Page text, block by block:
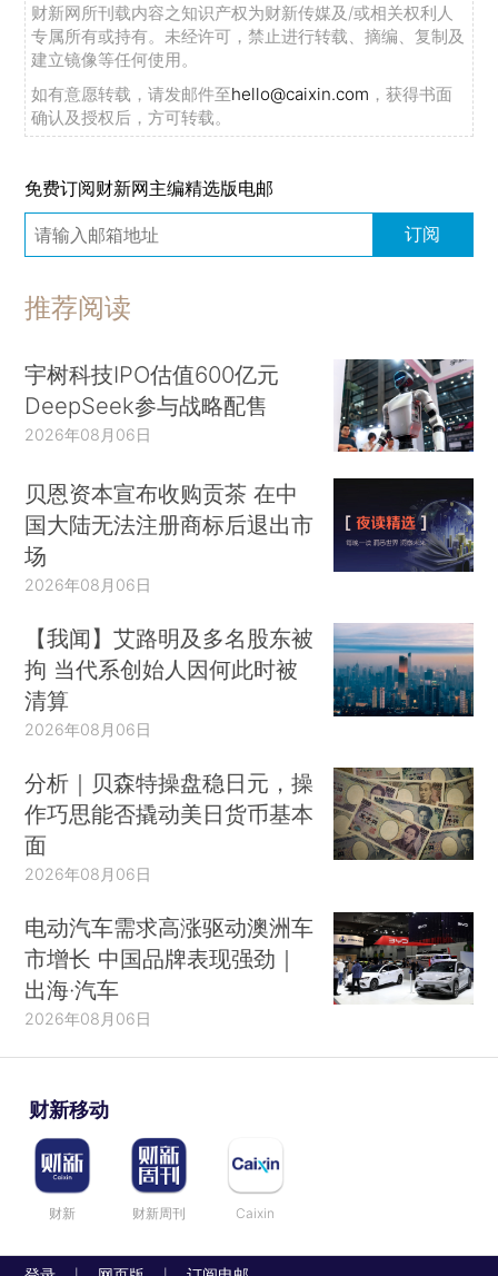
财新网所刊载内容之知识产权为财新传媒及/或相关权利人
专属所有或持有。未经许可，禁止进行转载、摘编、复制及
建立镜像等任何使用。
如有意愿转载，请发邮件至hello@caixin.com ，获得书面
确认及授权后，方可转载。
免费订阅财新网主编精选版电邮
订阅
推荐阅读
宇树科技IPO估值600亿元
DeepSeek参与战略配售
2026年08月06日
贝恩资本宣布收购贡茶 在中
国大陆无法注册商标后退出市
场
2026年08月06日
【我闻】艾路明及多名股东被
拘 当代系创始人因何此时被
清算
2026年08月06日
分析｜贝森特操盘稳日元，操
作巧思能否撬动美日货币基本
面
2026年08月06日
电动汽车需求高涨驱动澳洲车
市增长 中国品牌表现强劲｜
出海·汽车
2026年08月06日
财新移动
财新 财新周刊 Caixin